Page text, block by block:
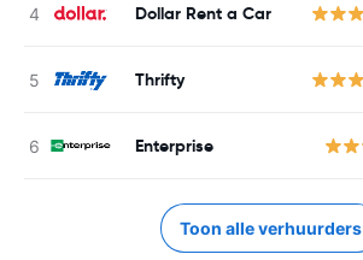
Dollar Rent a Car
Thrifty
Enterprise
Toon alle verhuurders